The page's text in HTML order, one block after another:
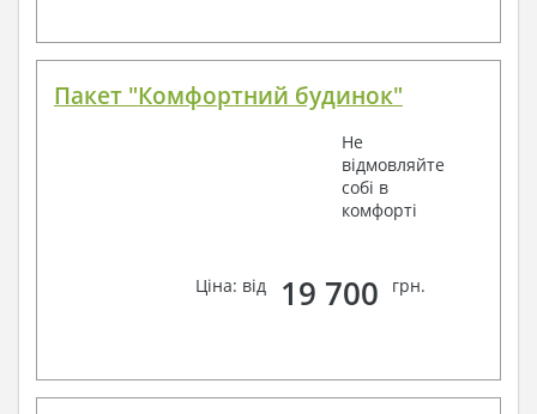
Пакет "Комфортний будинок"
Не
відмовляйте
собі в
комфорті
Ціна: від 19 700 грн.